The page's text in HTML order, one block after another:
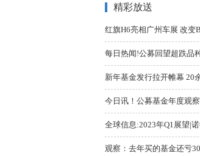
精彩放送
红旗H6亮相广州车展 改变
每日热闻!公募回望超跌品
新年基金发行拉开帷幕 20
今日讯！公募基金年度观
全球信息:2023年Q1展望|
观察：去年买的基金还亏